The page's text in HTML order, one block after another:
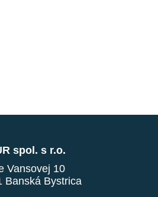
spol. s r.o.
Vansovej 10
Banská Bystrica